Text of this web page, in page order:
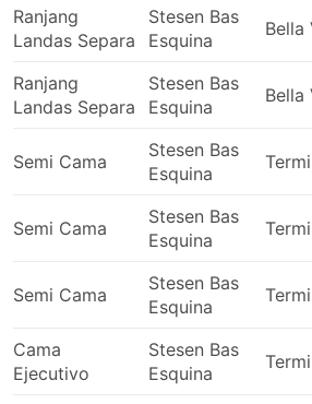
Ranjang
Landas Separa
Stesen Bas
Esquina
Bella
Ranjang
Landas Separa
Stesen Bas
Esquina
Bella
Semi Cama
Stesen Bas
Esquina
Semi Cama
Stesen Bas
Esquina
Semi Cama
Stesen Bas
Esquina
Cama
Ejecutivo
Stesen Bas
Esquina